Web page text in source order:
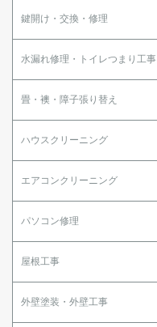
鍵開け・交換・修理
水漏れ修理・トイレつまり工事
畳・襖・障子張り替え
ハウスクリーニング
エアコンクリーニング
パソコン修理
屋根工事
外壁塗装・外壁工事